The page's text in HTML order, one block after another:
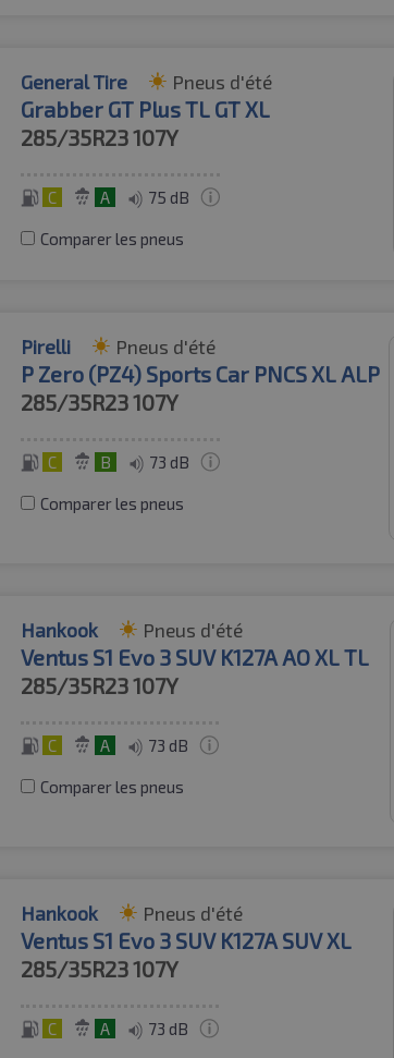
General Tire Pneus d'été
Grabber GT Plus TL GT XL
285/35R23107Y
C A 75 dB
Comparer les pneus
Pirelli Pneus d'été
P Zero (PZ4) Sports Car PNCS XL ALP
285/35R23107Y
C B 73 dB
Comparer les pneus
Hankook Pneus d'été
Ventus S1 Evo 3 SUV K127A AO XL TL
285/35R23107Y
C A 73 dB
Comparer les pneus
Hankook Pneus d'été
Ventus S1 Evo 3 SUV K127A SUV XL
285/35R23107Y
C A 73 dB